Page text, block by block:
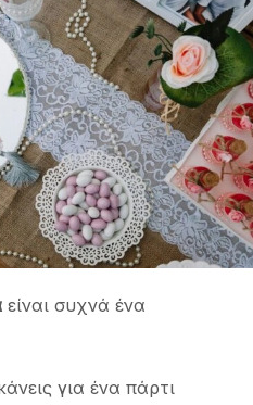
είναι συχνά ένα
για ένα πάρτι